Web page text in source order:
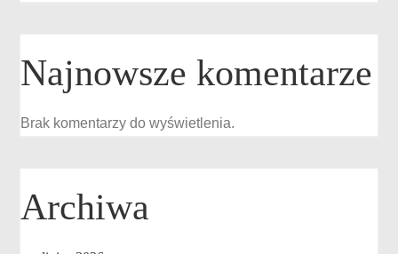
Najnowsze komentarze
Brak komentarzy do wyświetlenia.
Archiwa